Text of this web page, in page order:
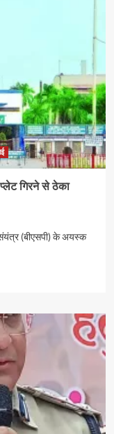
गिरने से ठेका
संयंत्र (बीएसपी) के अयस्क